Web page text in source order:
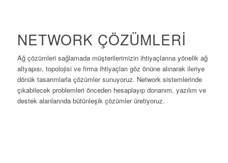
NETWORK ÇÖZÜMLERI
Ağ çözümleri sağlamada müşterilerimizin ihtiyaçlarına yönelik ağ
altyapısı, topolojisi ve firma ihtiyaçları göz önüne alınarak ileriye
dönük tasarımlarla çözümler sunuyoruz. Network sistemlerinde
çıkabilecek problemleri önceden hesaplayıp donanım, yazılım ve
destek alanlarında bütünleşik çözümler üretiyoruz.